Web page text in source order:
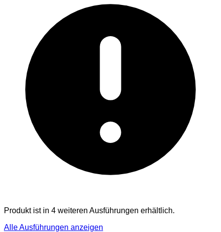
Produkt ist in 4 weiteren Ausführungen erhältlich.
Alle Ausführungen anzeigen